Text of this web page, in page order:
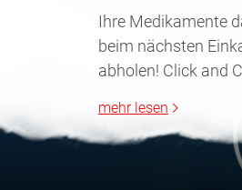
Ihre Medikamente
beim nächsten
abholen! Click and
mehr lesen